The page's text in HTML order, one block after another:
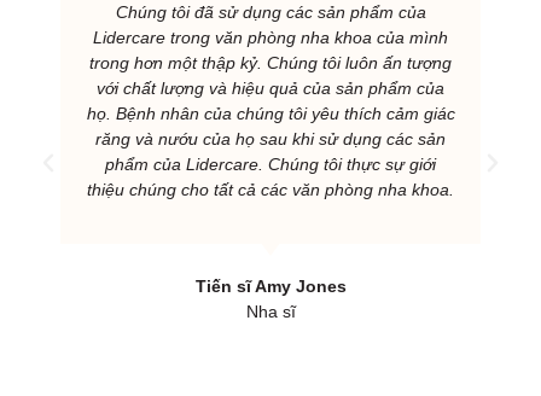
Chúng tôi đã sử dụng các sản phẩm của
Lidercare trong văn phòng nha khoa của mình
trong hơn một thập kỷ. Chúng tôi luôn ấn tượng
với chất lượng và hiệu quả của sản phẩm của
họ. Bệnh nhân của chúng tôi yêu thích cảm giác
răng và nướu của họ sau khi sử dụng các sản
phẩm của Lidercare. Chúng tôi thực sự giới
thiệu chúng cho tất cả các văn phòng nha khoa.
Tiến sĩ Amy Jones
Nha sĩ